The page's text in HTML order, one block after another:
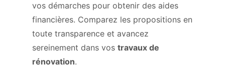
vos démarches pour obtenir des aides
financières. Comparez les propositions en
toute transparence et avancez
sereinement dans vos travaux de
rénovation.